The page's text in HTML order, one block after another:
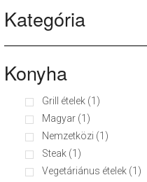
Kategória
Konyha
Grill ételek (1)
Magyar (1)
Nemzetközi (1)
Steak (1)
Vegetáriánus ételek (1)